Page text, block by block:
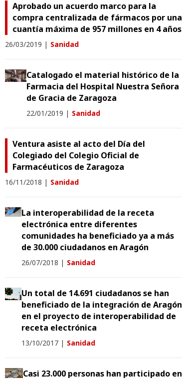
Aprobado un acuerdo marco para la
compra centralizada de fármacos por una
cuantía máxima de 957 millones en 4 años
26/03/2019 | Sanidad
Catalogado el material histórico de la
Farmacia del Hospital Nuestra Señora
de Gracia de Zaragoza
22/01/2019 | Sanidad
Ventura asiste al acto del Día del
Colegiado del Colegio Oficial de
Farmacéuticos de Zaragoza
16/11/2018 | Sanidad
La interoperabilidad de la receta
electrónica entre diferentes
comunidades ha beneficiado ya a más
de 30.000 ciudadanos en Aragón
26/07/2018 | Sanidad
Un total de 14.691 ciudadanos se han
beneficiado de la integración de Aragón
en el proyecto de interoperabilidad de
receta electrónica
13/10/2017 | Sanidad
Casi 23.000 personas han participado en